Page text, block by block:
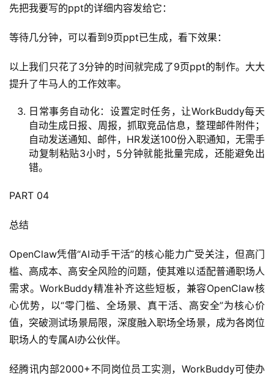
先把我要写的ppt的详细内容发给它：
等待几分钟，可以看到9页ppt已生成，看下效果：
以上我们只花了3分钟的时间就完成了9页ppt的制作。大大
提升了牛马人的工作效率。
日常事务自动化：设置定时任务，让WorkBuddy每天
自动生成日报、周报，抓取竞品信息，整理邮件附件；
自动发送通知、邮件，HR发送100份入职通知，无需手
动复制粘贴3小时，5分钟就能批量完成，还能避免出
错。
PART 04
总结
OpenClaw凭借“AI动手干活”的核心能力广受关注，但高门
槛、高成本、高安全风险的问题，使其难以适配普通职场人
需求。WorkBuddy精准补齐这些短板，兼容OpenClaw核
心优势，以“零门槛、全场景、真干活、高安全”为核心价
值，突破测试场景局限，深度融入职场全场景，成为各岗位
职场人的专属AI办公伙伴。
经腾讯内部2000+不同岗位员工实测，WorkBuddy可使办